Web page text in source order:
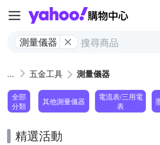
測量儀器
五金工具 測量儀器
全部
分類
其他測量儀器
電流表/三用電
表
精選活動